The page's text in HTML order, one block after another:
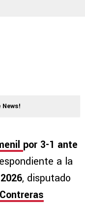
News!
por 3-1 ante
a la
, disputado